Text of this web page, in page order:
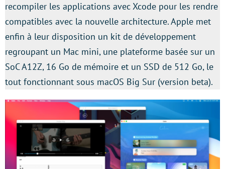
recompiler les applications avec Xcode pour les rendre
compatibles avec la nouvelle architecture. Apple met
enfin à leur disposition un kit de développement
regroupant un Mac mini, une plateforme basée sur un
SoC A12Z, 16 Go de mémoire et un SSD de 512 Go, le
tout fonctionnant sous macOS Big Sur (version beta).